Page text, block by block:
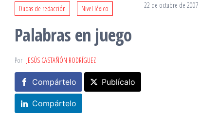
Dudas de redacción Nivel léxico 22 de octubre de 2007
Palabras en juego
Por JESÚS CASTAÑÓN RODRÍGUEZ
Compártelo Publícalo
Compártelo